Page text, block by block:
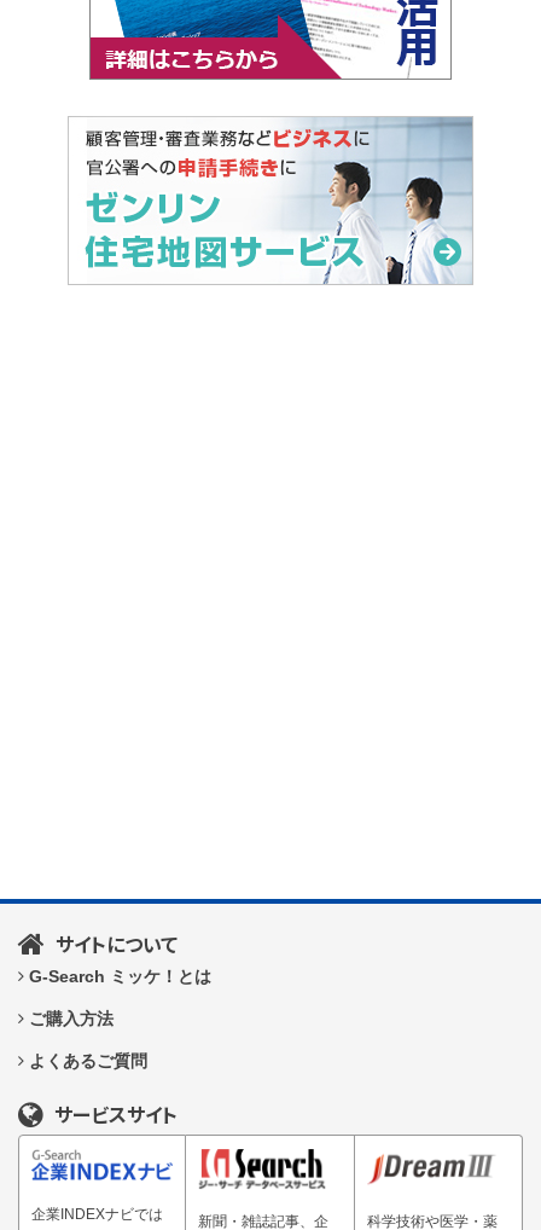
サイトについて
G-Search ミッケ！とは
ご購入方法
よくあるご質問
サービスサイト
企業INDEXナビでは 新聞・雑誌記事、企 科学技術や医学・薬